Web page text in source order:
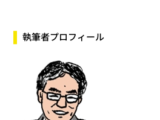
執筆者プロフィール